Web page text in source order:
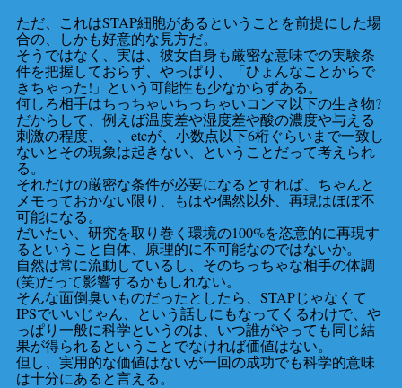
ただ、これはSTAP細胞があるということを前提にした場
合の、しかも好意的な見方だ。
そうではなく、実は、彼女自身も厳密な意味での実験条
件を把握しておらず、やっぱり、「ひょんなことからで
きちゃった!」という可能性も少なからずある。
何しろ相手はちっちゃいちっちゃいコンマ以下の生き物?
だからして、例えば温度差や湿度差や酸の濃度や与える
刺激の程度、、、etcが、小数点以下6桁ぐらいまで一致し
ないとその現象は起きない、ということだって考えられ
る。
それだけの厳密な条件が必要になるとすれば、ちゃんと
メモっておかない限り、もはや偶然以外、再現はほぼ不
可能になる。
だいたい、研究を取り巻く環境の100%を恣意的に再現す
るということ自体、原理的に不可能なのではないか。
自然は常に流動しているし、そのちっちゃな相手の体調
(笑)だって影響するかもしれない。
そんな面倒臭いものだったとしたら、STAPじゃなくて
IPSでいいじゃん、という話しにもなってくるわけで、や
っぱり一般に科学というのは、いつ誰がやっても同じ結
果が得られるということでなければ価値はない。
但し、実用的な価値はないが一回の成功でも科学的意味
は十分にあると言える。